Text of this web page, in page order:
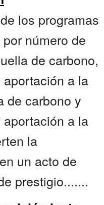
los programas
número de
de carbono,
a la
de carbono y
a la
la
un acto de
prestigio.......